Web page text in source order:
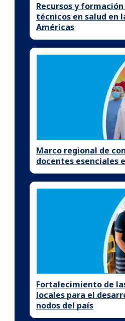
Recursos y
técnicos en salud en
Américas
Marco regional de
docentes esenciales
Fortalecimiento de
locales para el
nodos del país